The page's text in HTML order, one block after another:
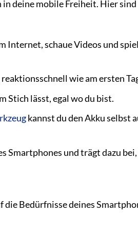
deine mobile Freiheit. Hier
Internet, schaue Videos und
wie am ersten
Stich lässt, egal wo du bist.
kannst du den Akku selbst
Smartphones und trägt dazu
Bedürfnisse deines